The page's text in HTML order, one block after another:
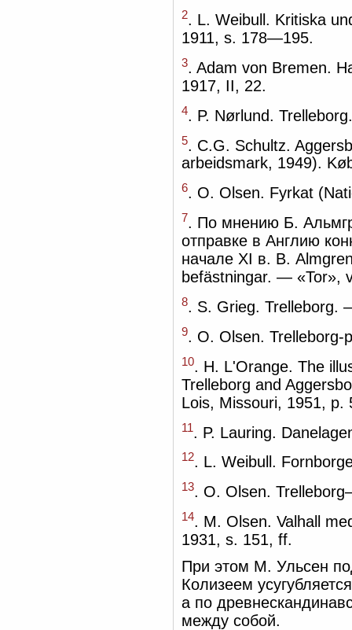
2. L. Weibull. Kritiska
1911, s. 178—195.
3. Adam von Bremen.
1917, II, 22.
4. P. Nørlund.
5. C.G. Schultz.
arbeidsmark, 1949).
6. O. Olsen. Fyrkat
7. По мнению Б.
отправке в Англию
начале XI в. В.
befästningar. — «Tor»,
8. S. Grieg. Trelleborg.
9. O. Olsen.
10. H. L'Orange. The
Trelleborg and
Lois, Missouri, 1951, p.
11 . P. Lauring.
12. L. Weibull.
13. O. Olsen.
14. M. Olsen. Valhall
1931, s. 151, ff.
При этом М. Ульсен
Колизеем
а по
между собой.